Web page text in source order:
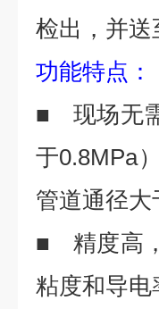
检出，并
功能特点 ：
■ 现场无
于0.8MPa
管道通径
■ 精度高
粘度和导电